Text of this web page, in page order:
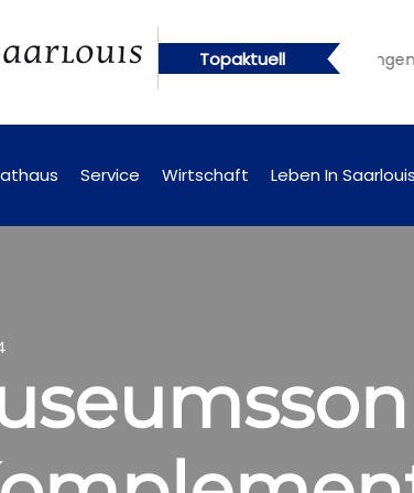
Topaktuell
Öffentliche Bekanntmachungen
Service Wirtschaft Leben In Saarlouis